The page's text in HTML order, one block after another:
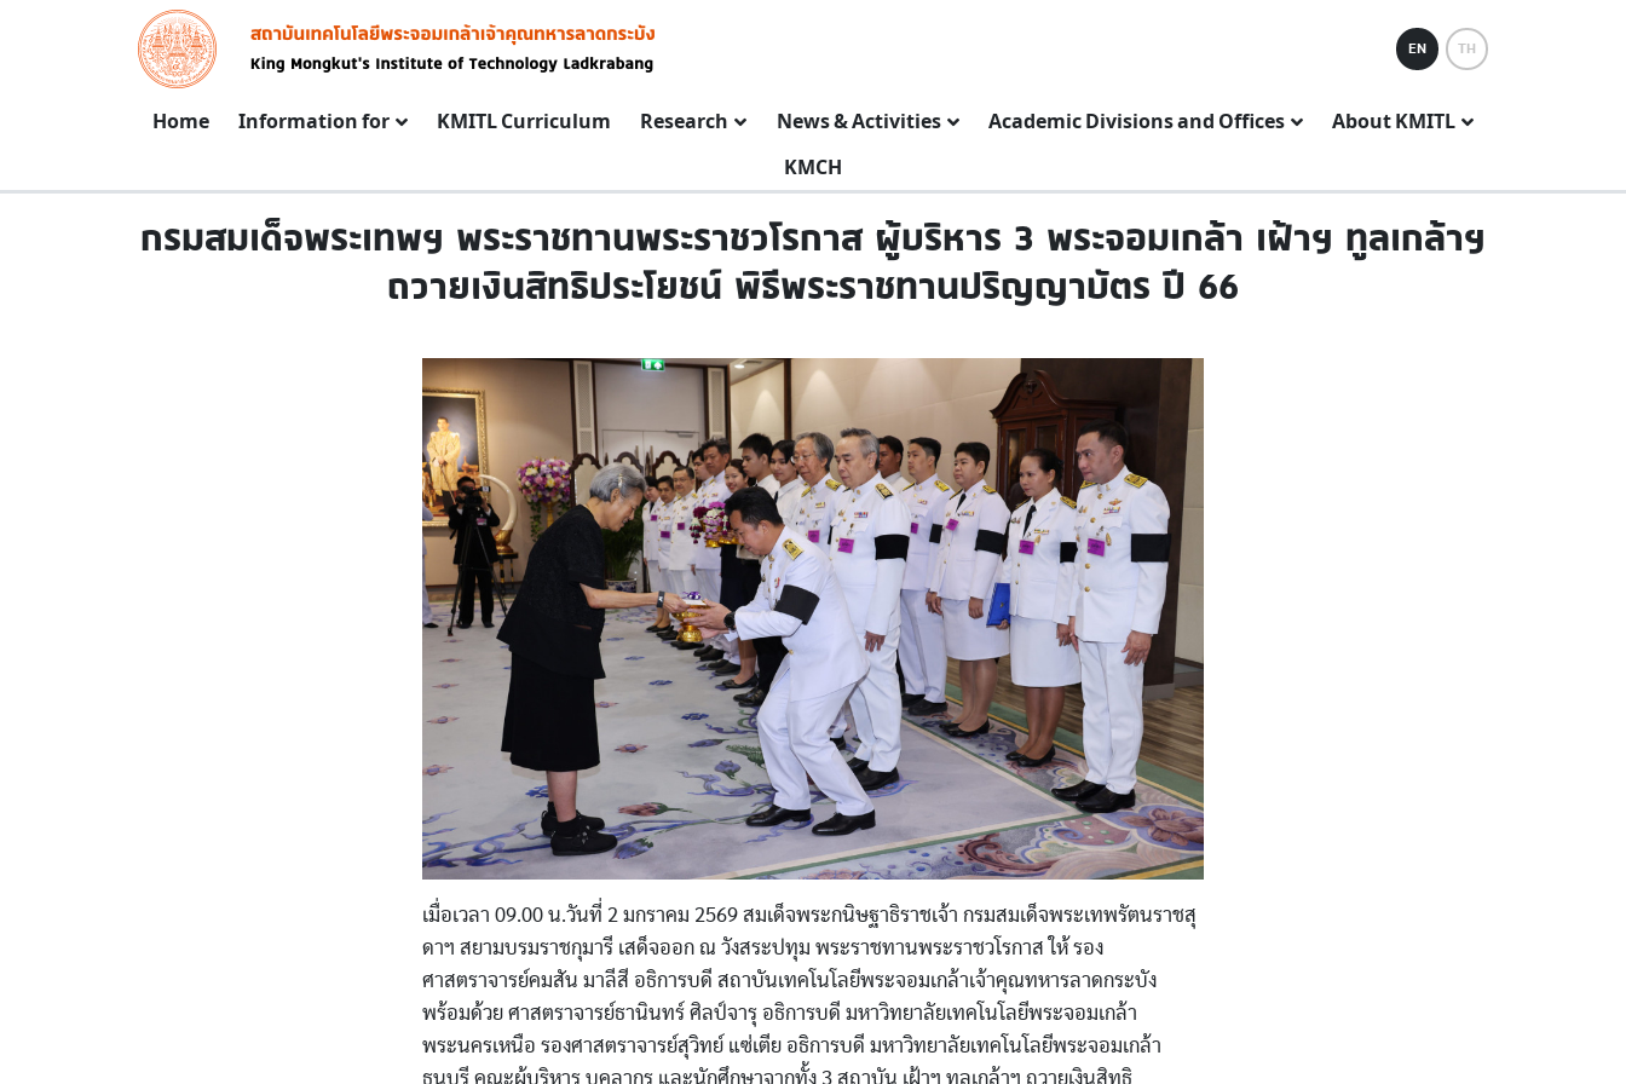
Skip to main content
Image
EN TH
Main navigation
Home Information for KMITL Curriculum Research News & Activities Academic Divisions and Offices
About KMITL
KMCH
กรมสมเด็จพระเทพฯ พระราชทานพระราชวโรกาส ผู้บริหาร 3 พระจอมเกล้า เฝ้าฯ ทูลเกล้าฯ
ถวายเงินสิทธิประโยชน์ พิธีพระราชทานปริญญาบัตร ปี 66
เมื่อเวลา 09.00 น.วันที่ 2 มกราคม 2569 สมเด็จพระกนิษฐาธิราชเจ้า กรมสมเด็จพระเทพรัตนราชสุ
ดาฯ สยามบรมราชกุมารี เสด็จออก ณ วังสระปทุม พระราชทานพระราชวโรกาส ให้ รอง
ศาสตราจารย์คมสัน มาลีสี อธิการบดี สถาบันเทคโนโลยีพระจอมเกล้าเจ้าคุณทหารลาดกระบัง
พร้อมด้วย ศาสตราจารย์ธานินทร์ ศิลป์จารุ อธิการบดี มหาวิทยาลัยเทคโนโลยีพระจอมเกล้า
พระนครเหนือ รองศาสตราจารย์สุวิทย์ แซ่เตีย อธิการบดี มหาวิทยาลัยเทคโนโลยีพระจอมเกล้า
ธนบุรี คณะผู้บริหาร บุคลากร และนักศึกษาจากทั้ง 3 สถาบัน เฝ้าฯ ทูลเกล้าฯ ถวายเงินสิทธิ